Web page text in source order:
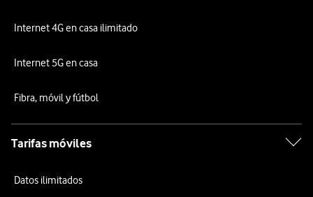
Internet 4G en casa ilimitado
Internet 5G en casa
Fibra, móvil y fútbol
Tarifas móviles
Datos ilimitados